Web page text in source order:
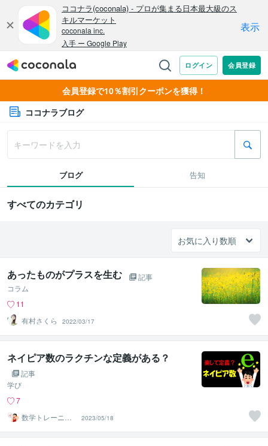
会員登録で10％割引クーポンを獲得！
ココナラブログ
ブログ 告知
すべてのカテゴリ
あったものがプラスを生む
記事
コラム
11
有村さくら
2022/03/17
ネイピア数のラクチンな定義がある？
記事
学び
7
数学トレーニ
ー・ワタナベ
2023/05/18